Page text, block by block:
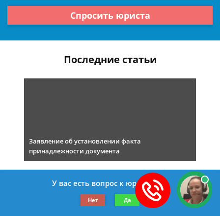
Спросить юриста
Последние статьи
Заявление об установлении факта
принадлежности документа
У вас есть вопрос к юристу?
Нет Да